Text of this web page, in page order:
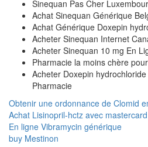
Sinequan Pas Cher
Achat Sinequan Générique
Achat Générique Doxepin
Acheter Sinequan Internet
Acheter Sinequan 10 mg En
Pharmacie la moins chère
Acheter Doxepin
Pharmacie
Obtenir une ordonnance de Clomid
Achat Lisinopril-hctz avec mastercard
En ligne Vibramycin générique
buy Mestinon